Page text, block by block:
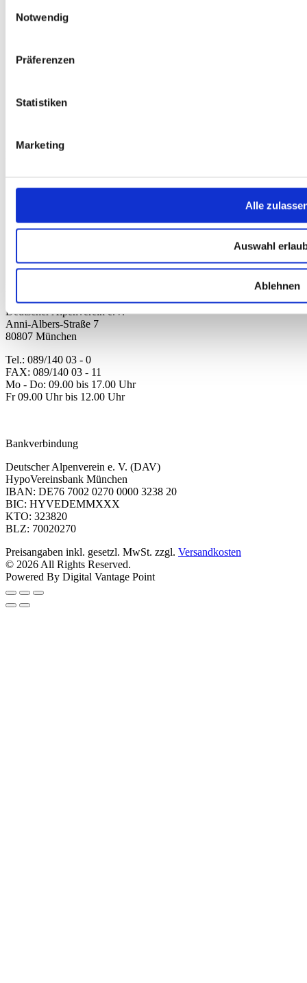
Notwendig
Präferenzen
Statistiken
Marketing
Alle
Auswahl
Ablehnen
FAQ
AGB
Impressum
Damen
Ausrüstung
Sale
Deutscher Alpenverein e.V.
Anni-Albers-Straße 7
80807 München
Tel.: 089/140 03 - 0
FAX: 089/140 03 - 11
Mo - Do: 09.00 bis 17.00 Uhr
Fr 09.00 Uhr bis 12.00 Uhr
Bankverbindung
Deutscher Alpenverein e. V. (DAV)
HypoVereinsbank München
IBAN: DE76 7002 0270 0000 3238 20
BIC: HYVEDEMMXXX
KTO: 323820
BLZ: 70020270
Preisangaben inkl. gesetzl. MwSt. zzgl. Versandkosten
© 2026 All Rights Reserved.
Powered By Digital Vantage Point